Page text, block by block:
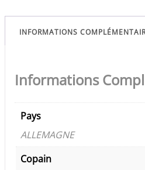
INFORMATIONS
Informations
Pays
ALLEMAGNE
Copain